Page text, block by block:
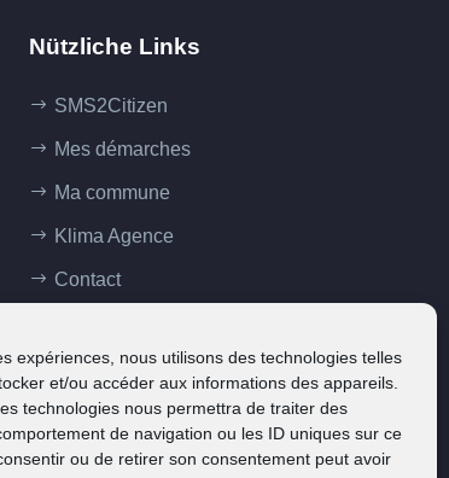
expériences, nous utilisons des technologies telles
et/ou accéder aux informations des appareils.
technologies nous permettra de traiter des
de navigation ou les ID uniques sur ce
ou de retirer son consentement peut avoir
Nützliche Links
SMS2Citizen
Mes démarches
Ma commune
Klima Agence
Contact